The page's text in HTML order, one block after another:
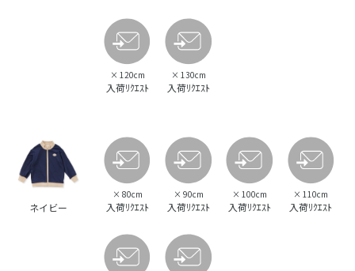
× 120cm
入荷ﾘｸｴｽﾄ
× 130cm
入荷ﾘｸｴｽﾄ
ネイビー
× 80cm
入荷ﾘｸｴｽﾄ
× 90cm
入荷ﾘｸｴｽﾄ
× 100cm
入荷ﾘｸｴｽﾄ
× 110cm
入荷ﾘｸｴｽﾄ